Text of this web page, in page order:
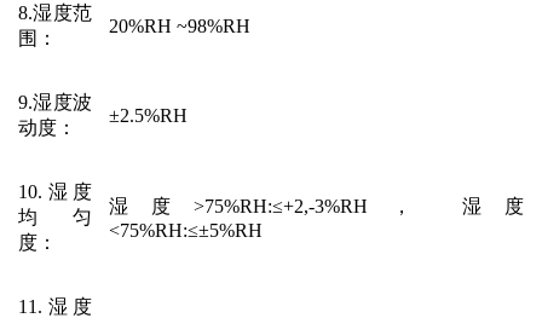
8.湿度范
围 ：
20%RH ~98%RH
9.湿度波
动度 ：
±2.5%RH
10.湿度
均匀
度 ：
湿度>75%RH:≤+2,-3%RH， 湿度
<75%RH:≤±5%RH
11.湿度